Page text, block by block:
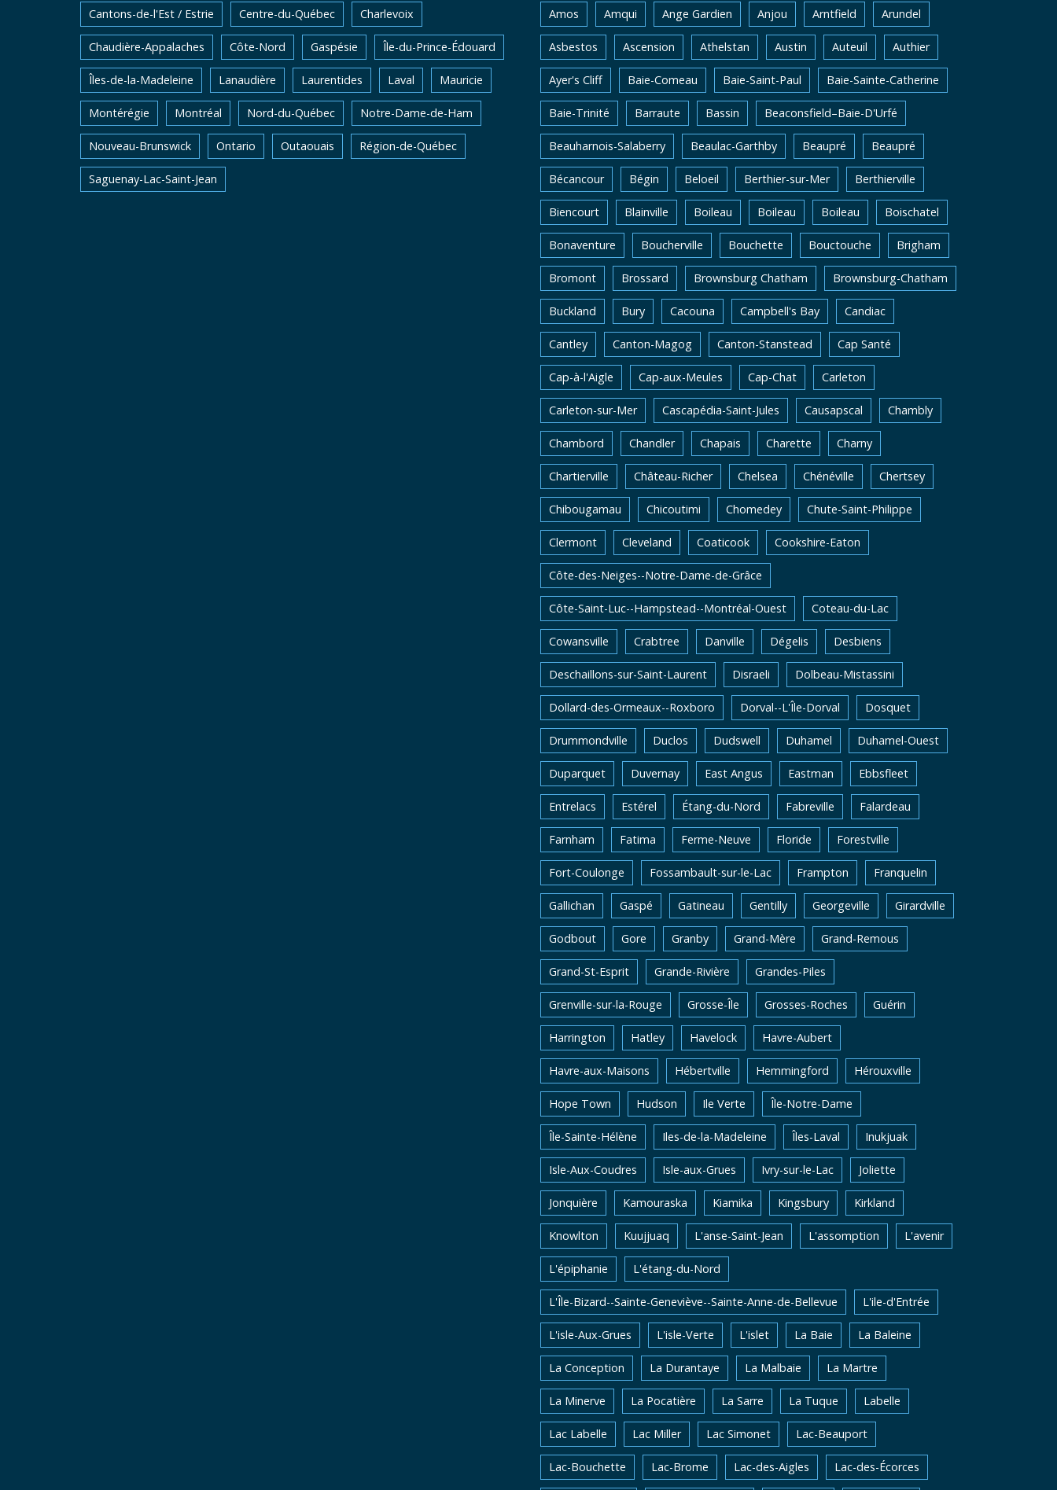
Cantons-de-l'Est / Estrie Centre-du-Québec Charlevoix
Chaudière-Appalaches Côte-Nord Gaspésie Île-du-Prince-Édouard
Îles-de-la-Madeleine Lanaudière Laurentides Laval Mauricie
Montérégie Montréal Nord-du-Québec Notre-Dame-de-Ham
Nouveau-Brunswick Ontario Outaouais Région-de-Québec
Saguenay-Lac-Saint-Jean
Amos Amqui Ange Gardien Anjou Arntfield Arundel
Asbestos Ascension Athelstan Austin Auteuil Authier
Ayer's Cliff Baie-Comeau Baie-Saint-Paul Baie-Sainte-Catherine
Baie-Trinité Barraute Bassin Beaconsfield–Baie-D'Urfé
Beauharnois-Salaberry Beaulac-Garthby Beaupré Beaupré
Bécancour Bégin Beloeil Berthier-sur-Mer Berthierville
Biencourt Blainville Boileau Boileau Boileau Boischatel
Bonaventure Boucherville Bouchette Bouctouche Brigham
Bromont Brossard Brownsburg Chatham Brownsburg-Chatham
Buckland Bury Cacouna Campbell's Bay Candiac
Cantley Canton-Magog Canton-Stanstead Cap Santé
Cap-à-l'Aigle Cap-aux-Meules Cap-Chat Carleton
Carleton-sur-Mer Cascapédia-Saint-Jules Causapscal Chambly
Chambord Chandler Chapais Charette Charny
Chartierville Château-Richer Chelsea Chénéville Chertsey
Chibougamau Chicoutimi Chomedey Chute-Saint-Philippe
Clermont Cleveland Coaticook Cookshire-Eaton
Côte-des-Neiges--Notre-Dame-de-Grâce
Côte-Saint-Luc--Hampstead--Montréal-Ouest Coteau-du-Lac
Cowansville Crabtree Danville Dégelis Desbiens
Deschaillons-sur-Saint-Laurent Disraeli Dolbeau-Mistassini
Dollard-des-Ormeaux--Roxboro Dorval--L'Île-Dorval Dosquet
Drummondville Duclos Dudswell Duhamel Duhamel-Ouest
Duparquet Duvernay East Angus Eastman Ebbsfleet
Entrelacs Estérel Étang-du-Nord Fabreville Falardeau
Farnham Fatima Ferme-Neuve Floride Forestville
Fort-Coulonge Fossambault-sur-le-Lac Frampton Franquelin
Gallichan Gaspé Gatineau Gentilly Georgeville Girardville
Godbout Gore Granby Grand-Mère Grand-Remous
Grand-St-Esprit Grande-Rivière Grandes-Piles
Grenville-sur-la-Rouge Grosse-Île Grosses-Roches Guérin
Harrington Hatley Havelock Havre-Aubert
Havre-aux-Maisons Hébertville Hemmingford Hérouxville
Hope Town Hudson Ile Verte Île-Notre-Dame
Île-Sainte-Hélène Iles-de-la-Madeleine Îles-Laval Inukjuak
Isle-Aux-Coudres Isle-aux-Grues Ivry-sur-le-Lac Joliette
Jonquière Kamouraska Kiamika Kingsbury Kirkland
Knowlton Kuujjuaq L'anse-Saint-Jean L'assomption L'avenir
L'épiphanie L'étang-du-Nord
L'Île-Bizard--Sainte-Geneviève--Sainte-Anne-de-Bellevue L'ile-d'Entrée
L'isle-Aux-Grues L'isle-Verte L'islet La Baie La Baleine
La Conception La Durantaye La Malbaie La Martre
La Minerve La Pocatière La Sarre La Tuque Labelle
Lac Labelle Lac Miller Lac Simonet Lac-Beauport
Lac-Bouchette Lac-Brome Lac-des-Aigles Lac-des-Écorces